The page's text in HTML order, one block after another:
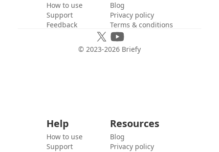
How to use
Support
Feedback
Blog
Privacy policy
Terms & conditions
© 2023-2026 Briefy
Help
How to use
Support
Resources
Blog
Privacy policy